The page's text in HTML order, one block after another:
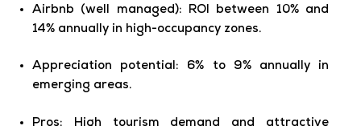
Airbnb (well managed): ROI between 10% and
14% annually in high-occupancy zones.
Appreciation potential: 6% to 9% annually in
emerging areas.